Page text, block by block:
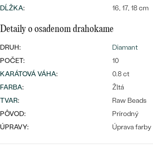
Wave kolekcia
DĹŽKA: 16, 17, 18 cm
Detaily o osadenom drahokame
DRUH:
Diamant
POČET:
10
KARÁTOVÁ VÁHA:
0.8 ct
FARBA:
Žltá
TVAR:
Raw Beads
PÔVOD:
Prírodný
ÚPRAVY:
Úprava farby